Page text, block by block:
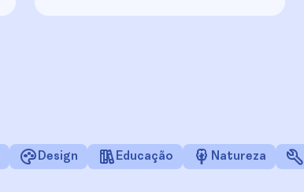
Design Educação Natureza